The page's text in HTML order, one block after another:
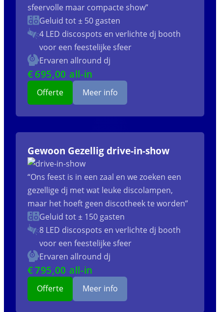
sfeervolle maar compacte show”
Geluid tot ± 50 gasten
4 LED discospots en verlichte dj booth
voor een feestelijke sfeer
Ervaren allround dj
€ 695,00 all-in
Offerte Meer info
Gewoon Gezellig drive-in-show
“Ons feest is in een zaal en we zoeken een
gezellige dj met wat leuke discolampen,
maar het hoeft geen discotheek te worden”
Geluid tot ± 150 gasten
8 LED discospots en verlichte dj booth
voor een feestelijke sfeer
Ervaren allround dj
€795,00 all-in
Offerte Meer info